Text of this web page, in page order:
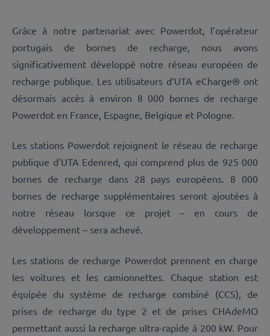
Grâce à notre partenariat avec Powerdot, l’opérateur
portugais de bornes de recharge, nous avons
significativement développé notre réseau européen de
recharge publique. Les utilisateurs d’UTA eCharge® ont
désormais accès à environ 8 000 bornes de recharge
Powerdot en France, Espagne, Belgique et Pologne.
Les stations Powerdot rejoignent le réseau de recharge
publique d’UTA Edenred, qui comprend plus de 925 000
bornes de recharge dans 28 pays européens. 8 000
bornes de recharge supplémentaires seront ajoutées à
notre réseau lorsque ce projet – en cours de
développement – sera achevé.
Les stations de recharge Powerdot prennent en charge
les voitures et les camionnettes. Chaque station est
équipée du système de recharge combiné (CCS), de
prises de recharge du type 2 et de prises CHAdeMO
permettant aussi la recharge ultra-rapide à 200 kW. Pour